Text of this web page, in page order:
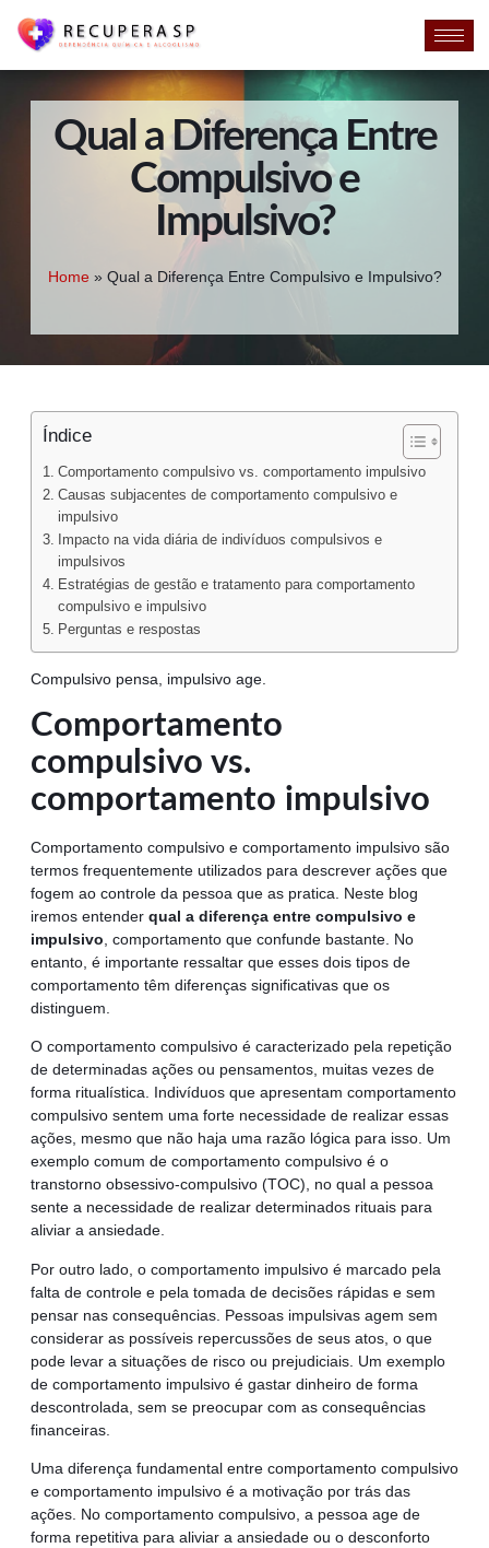
Qual a Diferença Entre
Compulsivo e
Impulsivo?
Home » Qual a Diferença Entre Compulsivo e Impulsivo?
Índice
Comportamento compulsivo vs. comportamento impulsivo
Causas subjacentes de comportamento compulsivo e
impulsivo
Impacto na vida diária de indivíduos compulsivos e
impulsivos
Estratégias de gestão e tratamento para comportamento
compulsivo e impulsivo
Perguntas e respostas
Compulsivo pensa, impulsivo age.
Comportamento
compulsivo vs.
comportamento impulsivo
Comportamento compulsivo e comportamento impulsivo são
termos frequentemente utilizados para descrever ações que
fogem ao controle da pessoa que as pratica. Neste blog
iremos entender qual a diferença entre compulsivo e
impulsivo , comportamento que confunde bastante. No
entanto, é importante ressaltar que esses dois tipos de
comportamento têm diferenças significativas que os
distinguem.
O comportamento compulsivo é caracterizado pela repetição
de determinadas ações ou pensamentos, muitas vezes de
forma ritualística. Indivíduos que apresentam comportamento
compulsivo sentem uma forte necessidade de realizar essas
ações, mesmo que não haja uma razão lógica para isso. Um
exemplo comum de comportamento compulsivo é o
transtorno obsessivo-compulsivo (TOC), no qual a pessoa
sente a necessidade de realizar determinados rituais para
aliviar a ansiedade.
Por outro lado, o comportamento impulsivo é marcado pela
falta de controle e pela tomada de decisões rápidas e sem
pensar nas consequências. Pessoas impulsivas agem sem
considerar as possíveis repercussões de seus atos, o que
pode levar a situações de risco ou prejudiciais. Um exemplo
de comportamento impulsivo é gastar dinheiro de forma
descontrolada, sem se preocupar com as consequências
financeiras.
Uma diferença fundamental entre comportamento compulsivo
e comportamento impulsivo é a motivação por trás das
ações. No comportamento compulsivo, a pessoa age de
forma repetitiva para aliviar a ansiedade ou o desconforto